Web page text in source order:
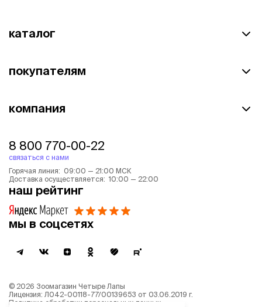
каталог
покупателям
компания
8 800 770-00-22
связаться с нами
Горячая линия: 09:00 — 21:00 МСК
Доставка осуществляется: 10:00 — 22:00
наш рейтинг
мы в соцсетях
© 2026 Зоомагазин Четыре Лапы
Лицензия: Л042-00118-77/00139653 от 03.06.2019 г.
Политика обработки персональных данных